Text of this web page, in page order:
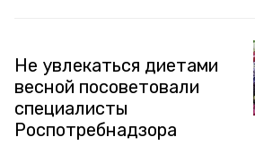
Не увлекаться диетами
весной посоветовали
специалисты
Роспотребнадзора